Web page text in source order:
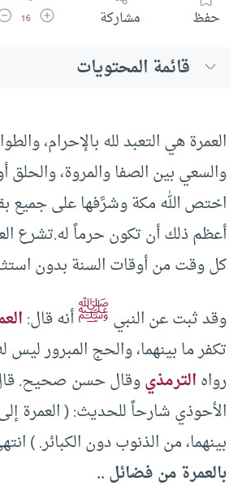
حفظ مشاركة زيادة حجم
16
قائمة المحتويات
العمرة هي التعبد لله بالإحرام،
والسعي بين الصفا والمروة، والحلق
اختص الله مكة وشرَّفها على جميع
أعظم ذلك أن تكون حرماً له.تشرع
كل وقت من أوقات السنة بدون
وقد ثبت عن النبيﷺأنه قال:
تكفر ما بينهما، والحج المبرور ليس
رواهالترمذيوقال حسن صحيح.
الأحوذي شارحاً للحديث: ( العمرة
بينهما، من الذنوب دون الكبائر. )
بالعمرة من فضائل ..